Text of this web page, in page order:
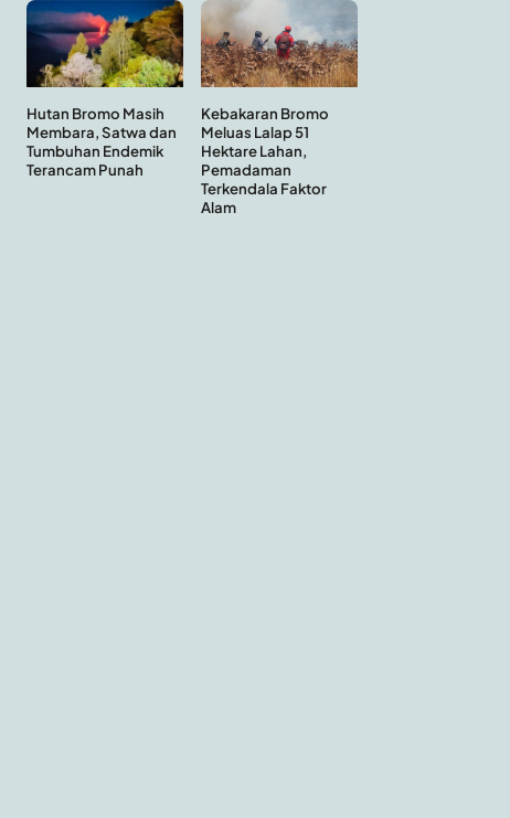
Hutan Bromo Masih
Membara, Satwa dan
Tumbuhan Endemik
Terancam Punah
Kebakaran Bromo
Meluas Lalap 51
Hektare Lahan,
Pemadaman
Terkendala Faktor
Alam